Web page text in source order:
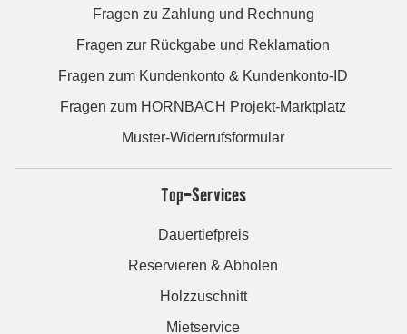
Fragen zu Zahlung und Rechnung
Fragen zur Rückgabe und Reklamation
Fragen zum Kundenkonto & Kundenkonto-ID
Fragen zum HORNBACH Projekt-Marktplatz
Muster-Widerrufsformular
Top-Services
Dauertiefpreis
Reservieren & Abholen
Holzzuschnitt
Mietservice